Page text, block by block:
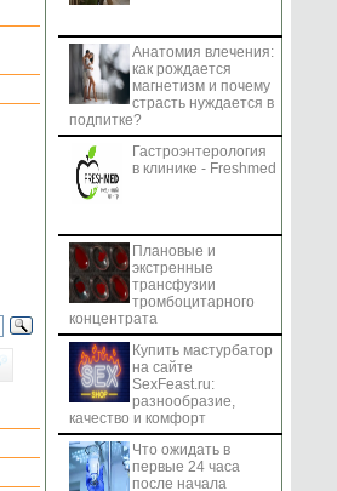
Анатомия влечения:
как рождается
магнетизм и почему
страсть нуждается в
подпитке?
Гастроэнтерология
в клинике - Freshmed
Плановые и
экстренные
трансфузии
тромбоцитарного
концентрата
Купить мастурбатор
на сайте
SexFeast.ru:
разнообразие,
качество и комфорт
Что ожидать в
первые 24 часа
после начала